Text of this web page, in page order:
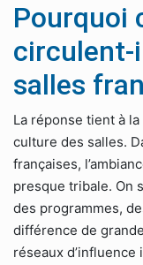
Pourquoi
circulent-
salles
La réponse tient à
culture des salles.
françaises,
presque tribale. On
des programmes,
différence de
réseaux d’influence